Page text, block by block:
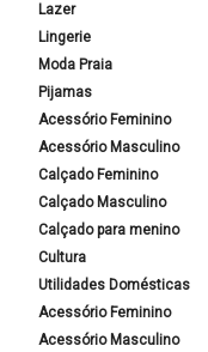
Lazer
Lingerie
Moda Praia
Pijamas
Acessório Feminino
Acessório Masculino
Calçado Feminino
Calçado Masculino
Calçado para menino
Cultura
Utilidades Domésticas
Acessório Feminino
Acessório Masculino